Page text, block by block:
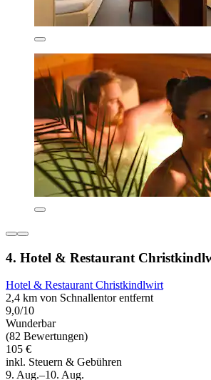
4. Hotel & Restaurant
Hotel & Restaurant Christkindlwirt
2,4 km von Schnallentor entfernt
9,0/10
Wunderbar
(82 Bewertungen)
105 €
inkl. Steuern & Gebühren
9. Aug.–10. Aug.